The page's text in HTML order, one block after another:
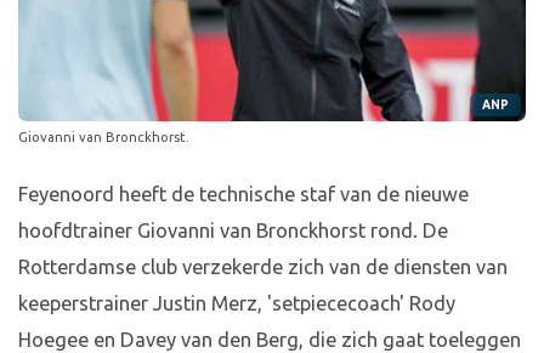
ANP
Giovanni van Bronckhorst.
Feyenoord heeft de technische staf van de nieuwe
hoofdtrainer Giovanni van Bronckhorst rond. De
Rotterdamse club verzekerde zich van de diensten van
keeperstrainer Justin Merz, 'setpiececoach' Rody
Hoegee en Davey van den Berg, die zich gaat toeleggen